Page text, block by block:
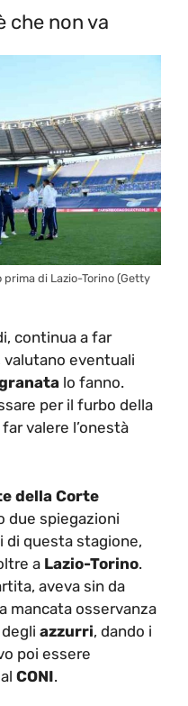
che non va
di Lazio-Torino (Getty
continua a far
valutano eventuali
lo fanno.
per il furbo della
valere l’onestà
della Corte
due spiegazioni
di questa stagione,
a Lazio-Torino.
aveva sin da
mancata osservanza
azzurri, dando i
poi essere
CONI.